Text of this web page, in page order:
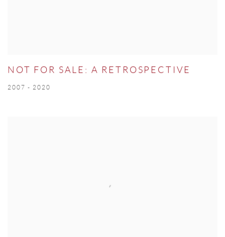
NOT FOR SALE: A RETROSPECTIVE
2007 - 2020